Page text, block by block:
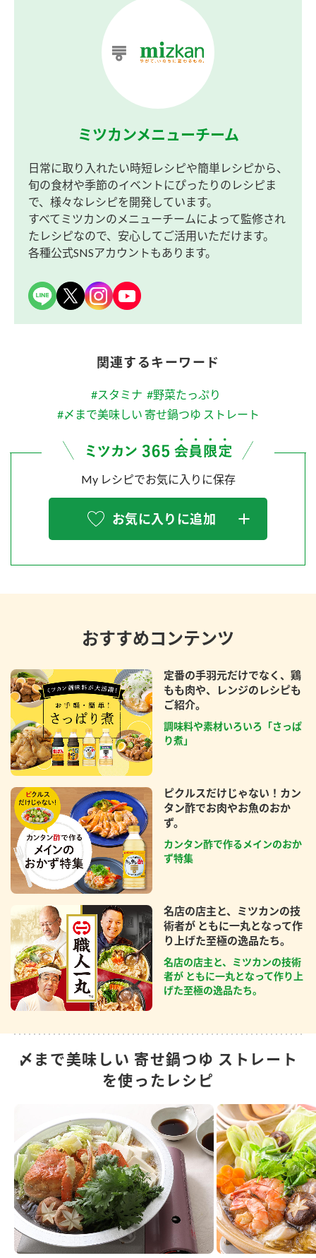
ミツカンメニューチーム
日常に取り入れたい時短レシピや簡単レシピから、
旬の食材や季節のイベントにぴったりのレシピま
で、様々なレシピを開発しています。
すべてミツカンのメニューチームによって監修され
たレシピなので、安心してご活用いただけます。
各種公式SNSアカウントもあります。
関連するキーワード
#スタミナ #野菜たっぷり
#〆まで美味しい 寄せ鍋つゆ ストレート
My レシピでお気に入りに保存
お気に入りに追加
おすすめコンテンツ
定番の手羽元だけでなく、鶏
もも肉や、レンジのレシピも
ご紹介。
調味料や素材いろいろ「さっぱ
り煮」
ピクルスだけじゃない！カン
タン酢でお肉やお魚のおか
ず。
カンタン酢で作るメインのおか
ず特集
名店の店主と、ミツカンの技
術者が ともに一丸となって作
り上げた至極の逸品たち。
名店の店主と、ミツカンの技術
者が ともに一丸となって作り上
げた至極の逸品たち。
〆まで美味しい 寄せ鍋つゆ ストレート
を使ったレシピ